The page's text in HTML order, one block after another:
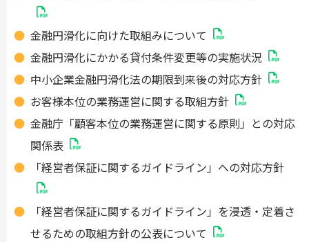
金融円滑化に向けた取組みについて
金融円滑化にかかる貸付条件変更等の実施状況
中小企業金融円滑化法の期限到来後の対応方針
お客様本位の業務運営に関する取組方針
金融庁「顧客本位の業務運営に関する原則」との対応
関係表
「経営者保証に関するガイドライン」への対応方針
「経営者保証に関するガイドライン」を浸透・定着さ
せるための取組方針の公表について